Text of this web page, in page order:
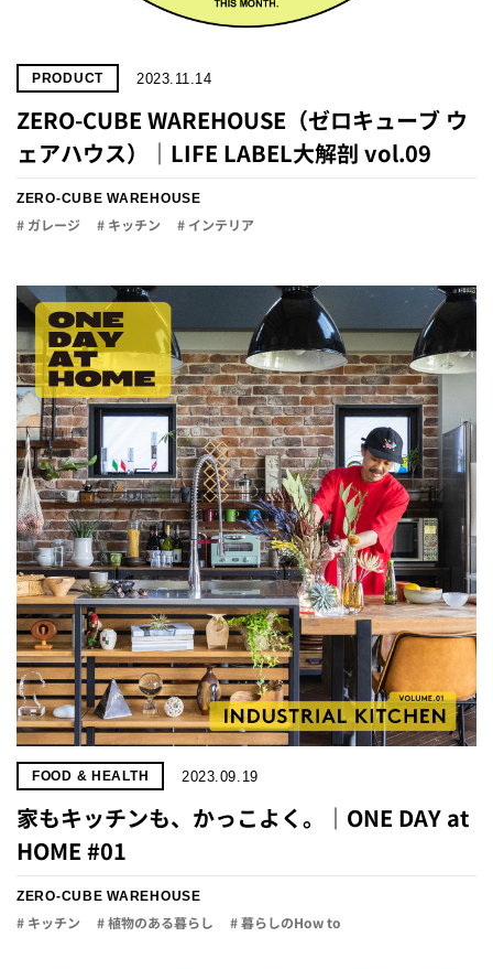
PRODUCT 2023.11.14
ZERO-CUBE WAREHOUSE（ゼロキューブ ウ
ェアハウス）｜LIFE LABEL大解剖 vol.09
ZERO-CUBE WAREHOUSE
# ガレージ # キッチン # インテリア
FOOD & HEALTH 2023.09.19
家もキッチンも、かっこよく。｜ONE DAY at
HOME #01
ZERO-CUBE WAREHOUSE
# キッチン # 植物のある暮らし # 暮らしのHow to